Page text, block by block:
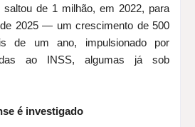
saltou de 1 milhão, em 2022, para
2025 — um crescimento de 500
de um ano, impulsionado por
ao INSS, algumas já sob
é investigado